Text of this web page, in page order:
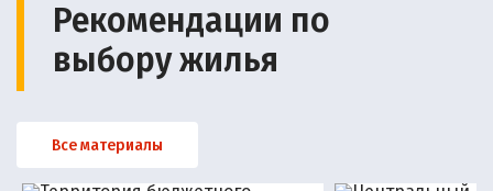
Рекомендации по
выбору жилья
Все материалы